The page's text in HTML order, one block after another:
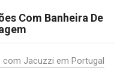
Com Banheira De
Jacuzzi em Portugal